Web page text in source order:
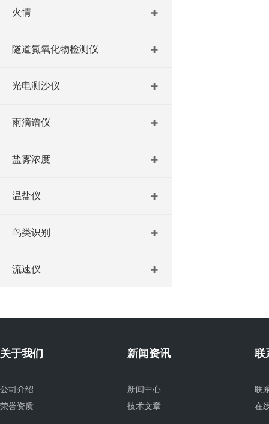
火情
隧道氮氧化物检测仪
光电测沙仪
雨滴谱仪
盐雾浓度
温盐仪
鸟类识别
流速仪
关于我们
公司介绍
荣誉资质
新闻资讯
新闻中心
技术文章
联
联
在